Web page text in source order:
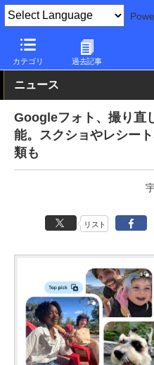
カテゴリ 過去記事
PC Watch ソフトウェア/アプリ
ニュース
Googleフォト、撮り直
能。スクショやレシー
類も
リスト